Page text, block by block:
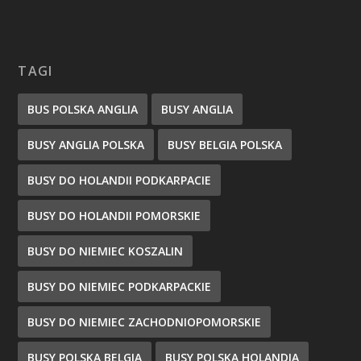
TAGI
BUS POLSKA ANGLIA BUSY ANGLIA
BUSY ANGLIA POLSKA BUSY BELGIA POLSKA
BUSY DO HOLANDII PODKARPACIE
BUSY DO HOLANDII POMORSKIE
BUSY DO NIEMIEC KOSZALIN
BUSY DO NIEMIEC PODKARPACKIE
BUSY DO NIEMIEC ZACHODNIOPOMORSKIE
BUSY POLSKA BELGIA BUSY POLSKA HOLANDIA